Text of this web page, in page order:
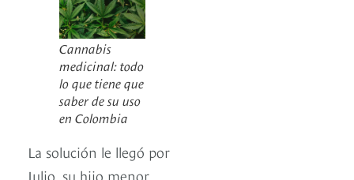
Cannabis
medicinal: todo
lo que tiene que
saber de su uso
en Colombia
La solución le llegó por
Julio, su hijo menor,